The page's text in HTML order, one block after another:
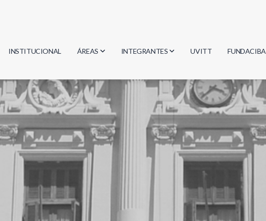
INSTITUCIONAL ÁREAS
Biología
Física
Geociencias
Informática
Matemática
INTEGRANTES
Investigadores
Estudiantes
Egresados
UVITT FUNDACIBA